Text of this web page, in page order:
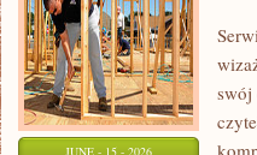
JUNE - 15 - 2026
swój